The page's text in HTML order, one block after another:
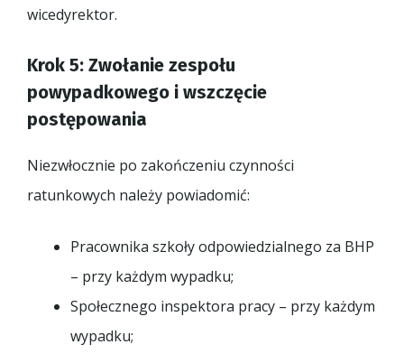
wicedyrektor.
Krok 5: Zwołanie zespołu
powypadkowego i wszczęcie
postępowania
Niezwłocznie po zakończeniu czynności
ratunkowych należy powiadomić:
Pracownika szkoły odpowiedzialnego za BHP
– przy każdym wypadku;
Społecznego inspektora pracy – przy każdym
wypadku;